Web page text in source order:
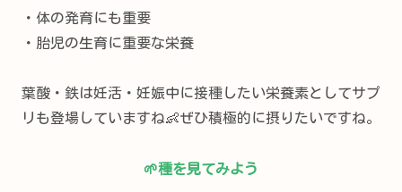
・体の発育にも重要
・胎児の生育に重要な栄養
葉酸・鉄は妊活・妊娠中に接種したい栄養素としてサプ
リも登場していますね👶ぜひ積極的に摂りたいですね。
🌱種を見てみよう